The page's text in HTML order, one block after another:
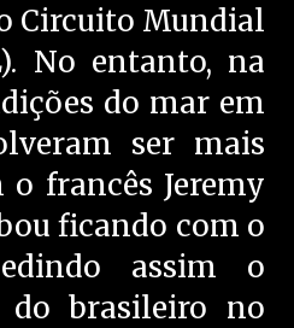
Circuito Mundial
No entanto, na
do mar em
ser mais
o francês Jeremy
ficando com o
assim o
do brasileiro no